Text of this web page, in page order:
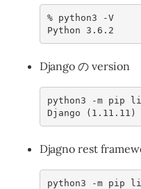
% python3
-V
Python 3.6.2
Django の version
python3 -m pip
Django (1.11.11)
Djagno rest
python3 -m pip